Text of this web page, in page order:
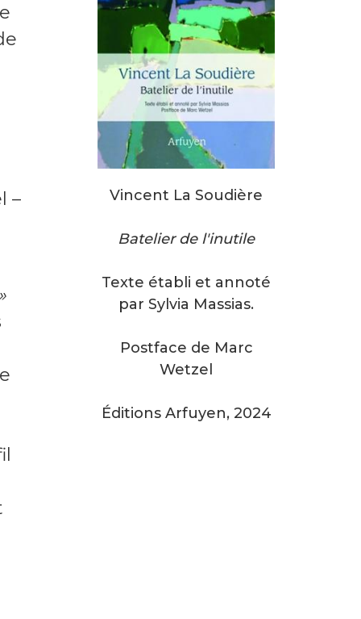
–
Vincent La Soudière
Batelier de l'inutile
Texte établi et annoté
par Sylvia Massias.
Postface de Marc
Wetzel
Éditions Arfuyen, 2024